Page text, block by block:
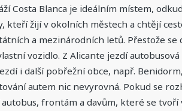
Costa Blanca je ideálním místem,
kteří žijí v okolních městech a chtějí
a mezinárodních letů. Přestože
vozidlo. Z Alicante jezdí
i další pobřežní obce, např.
autem nic nevyrovná. Pokud se
frontám a davům, které se tvoří